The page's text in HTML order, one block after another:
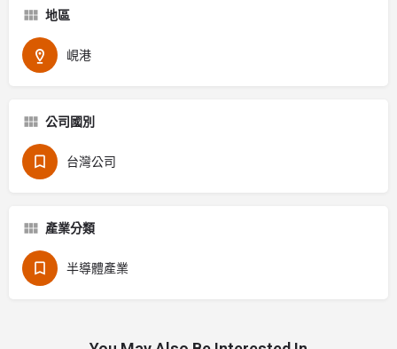
地區
峴港
公司國別
台灣公司
產業分類
半導體產業